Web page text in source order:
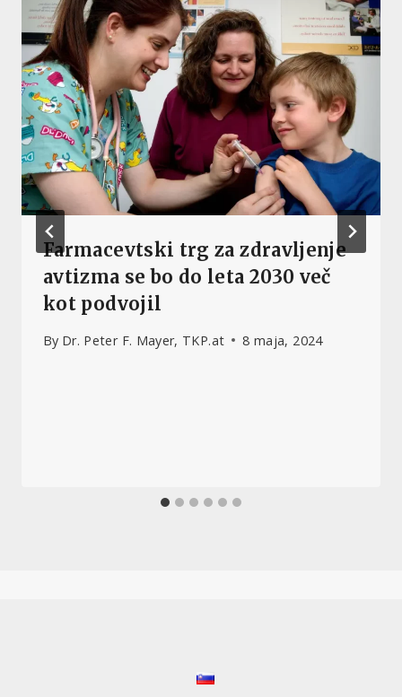
Farmacevtski trg za zdravljenje
avtizma se bo do leta 2030 več
kot podvojil
By Dr. Peter F. Mayer, TKP.at 8 maja, 2024